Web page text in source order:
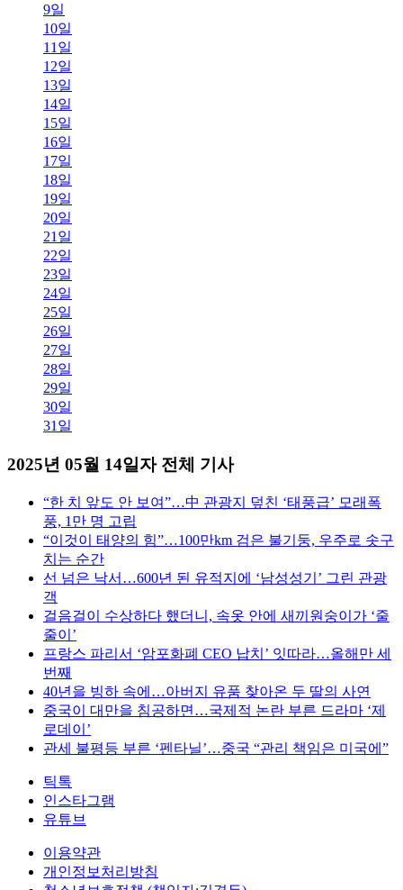
9일
10일
11일
12일
13일
14일
15일
16일
17일
18일
19일
20일
21일
22일
23일
24일
25일
26일
27일
28일
29일
30일
31일
2025년 05월 14일자 전체 기사
“한 치 앞도 안 보여”…中 관광지 덮친 ‘태풍급’ 모래폭
풍, 1만 명 고립
“이것이 태양의 힘”…100만km 검은 불기둥, 우주로 솟구
치는 순간
선 넘은 낙서…600년 된 유적지에 ‘남성성기’ 그린 관광
객
걸음걸이 수상하다 했더니, 속옷 안에 새끼원숭이가 ‘줄
줄이’
프랑스 파리서 ‘암포화폐 CEO 납치’ 잇따라…올해만 세
번째
40년을 빙하 속에…아버지 유품 찾아온 두 딸의 사연
중국이 대만을 침공하면…국제적 논란 부른 드라마 ‘제
로데이’
관세 불평등 부른 ‘펜타닐’…중국 “관리 책임은 미국에”
틱톡
인스타그램
유튜브
이용약관
개인정보처리방침